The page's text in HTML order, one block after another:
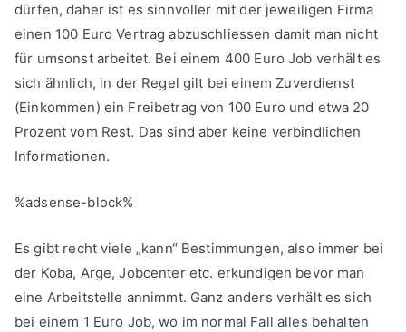
dürfen, daher ist es sinnvoller mit der jeweiligen Firma
einen 100 Euro Vertrag abzuschliessen damit man nicht
für umsonst arbeitet. Bei einem 400 Euro Job verhält es
sich ähnlich, in der Regel gilt bei einem Zuverdienst
(Einkommen) ein Freibetrag von 100 Euro und etwa 20
Prozent vom Rest. Das sind aber keine verbindlichen
Informationen.
%adsense-block%
Es gibt recht viele „kann“ Bestimmungen, also immer bei
der Koba, Arge, Jobcenter etc. erkundigen bevor man
eine Arbeitstelle annimmt. Ganz anders verhält es sich
bei einem 1 Euro Job, wo im normal Fall alles behalten